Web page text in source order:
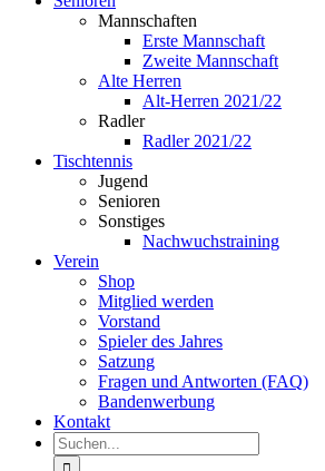
Mannschaften
Erste Mannschaft
Zweite Mannschaft
Alte Herren
Alt-Herren 2021/22
Radler
Radler 2021/22
Tischtennis
Jugend
Senioren
Sonstiges
Nachwuchstraining
Verein
Shop
Mitglied werden
Vorstand
Spieler des Jahres
Satzung
Fragen und Antworten (FAQ)
Bandenwerbung
Kontakt
Suche
nach: